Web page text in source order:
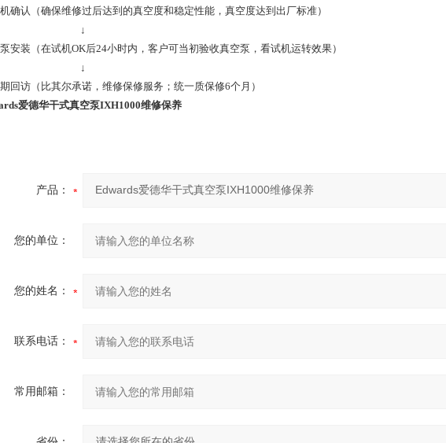
确认（确保维修过后达到的真空度和稳定性能，真空度达到出厂标准）
安装（在试机OK后24小时内，客户可当初验收真空泵，看试机运转效果）
回访（比其尔承诺，维修保修服务；统一质保修6个月）
爱德华干式真空泵IXH1000维修保养
产品：
您的单位：
您的姓名：
联系电话：
常用邮箱：